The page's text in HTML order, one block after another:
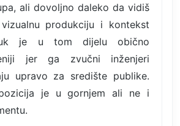
ali dovoljno daleko da vidiš
produkciju i kontekst
je u tom dijelu obično
jer ga zvučni inženjeri
upravo za središte publike.
je u gornjem ali ne i